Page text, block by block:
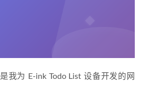
是我为 E-ink Todo List 设备开发的网